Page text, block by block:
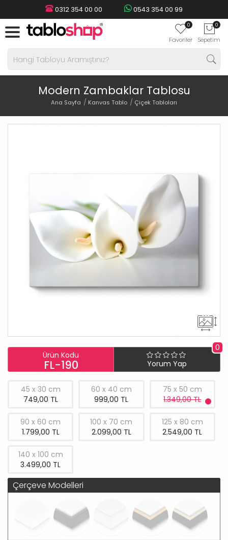
0312 354 00 00 0543 354 00 99
0
Favoriler
0
Sepetim
Modern Zambaklar Tablosu
Ana Sayfa Kanvas Tablo Çiçek Tabloları
Ürün Kodu
FL-190
0
Yorum Yap
45 x 30 cm
749,00 TL
60 x 40 cm
999,00 TL
75 x 50 cm
1.349,00 TL
90 x 60 cm
1.799,00 TL
100 x 70 cm
2.099,00 TL
125 x 80 cm
2.549,00 TL
140 x 100 cm
3.499,00 TL
Çerçeve Modelleri